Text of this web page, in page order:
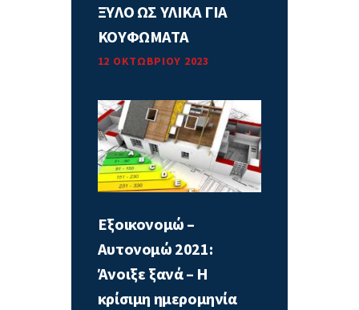
ΞΥΛΟ ΩΣ ΥΛΙΚΑ ΓΙΑ
ΚΟΥΦΩΜΑΤΑ
12 ΟΚΤΩΒΡΊΟΥ 2023
Εξοικονομώ –
Αυτονομώ 2021:
Άνοιξε ξανά – Η
κρίσιμη ημερομηνία